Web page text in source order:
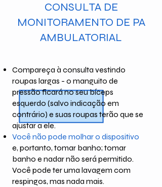
CONSULTA DE
MONITORAMENTO DE PA
AMBULATORIAL
Compareça à consulta vestindo
roupas largas - o manguito de
pressão ficará no seu bíceps
esquerdo (salvo indicação em
contrário) e suas roupas terão que se
ajustar a ele.
Você não pode molhar o dispositivo
e, portanto, tomar banho; tomar
banho e nadar não será permitido.
Você pode ter uma lavagem com
respingos, mas nada mais.